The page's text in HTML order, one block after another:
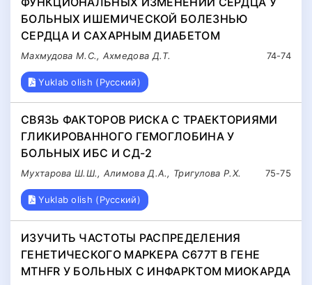
БОЛЬНЫХ ИШЕМИЧЕСКОЙ БОЛЕЗНЬЮ
СЕРДЦА И САХАРНЫМ ДИАБЕТОМ
74-74
Махмудова М.С., Ахмедова Д.Т.
Yuklab olish (Русский)
СВЯЗЬ ФАКТОРОВ РИСКА С ТРАЕКТОРИЯМИ
ГЛИКИРОВАННОГО ГЕМОГЛОБИНА У
БОЛЬНЫХ ИБС И СД-2
75-75
Мухтарова Ш.Ш., Алимова Д.А., Тригулова Р.Х.
Yuklab olish (Русский)
ИЗУЧИТЬ ЧАСТОТЫ РАСПРЕДЕЛЕНИЯ
ГЕНЕТИЧЕСКОГО МАРКЕРА C677T В ГЕНЕ
MTHFR У БОЛЬНЫХ С ИНФАРКТОМ МИОКАРДА